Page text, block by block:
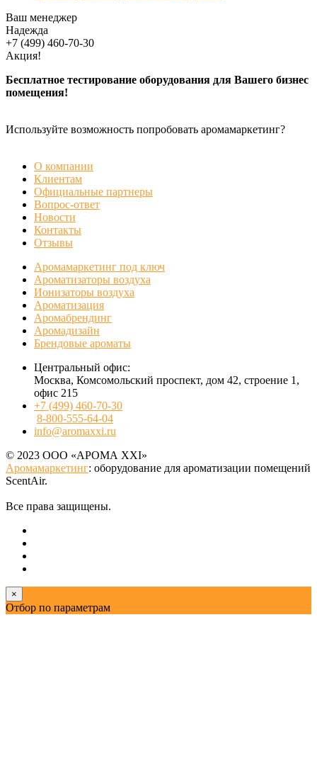
Ваш менеджер
Надежда
+7 (499) 460-70-30
Акция!
Бесплатное тестирование оборудования для Вашего бизнес
помещения!
Используйте возможность попробовать аромамаркетинг?
О компании
Клиентам
Официальные партнеры
Вопрос-ответ
Новости
Контакты
Отзывы
Аромамаркетинг под ключ
Ароматизаторы воздуха
Ионизаторы воздуха
Ароматизация
Аромабрендинг
Аромадизайн
Брендовые ароматы
Центральный офис:
Москва, Комсомольский проспект, дом 42, строение 1,
офис 215
+7 (499) 460-70-30
8-800-555-64-04
info@aromaxxi.ru
© 2023 ООО «АРОМА XXI»
Аромамаркетинг: оборудование для ароматизации помещений
ScentAir.
Все права защищены.
×
Отбор по параметрам